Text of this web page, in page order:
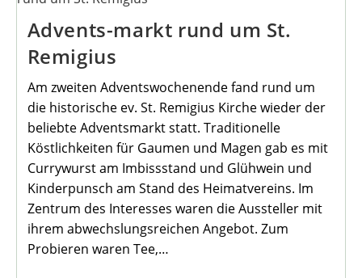
Advents-markt rund um St.
Remigius
Am zweiten Adventswochenende fand rund um
die historische ev. St. Remigius Kirche wieder der
beliebte Adventsmarkt statt. Traditionelle
Köstlichkeiten für Gaumen und Magen gab es mit
Currywurst am Imbissstand und Glühwein und
Kinderpunsch am Stand des Heimatvereins. Im
Zentrum des Interesses waren die Aussteller mit
ihrem abwechslungsreichen Angebot. Zum
Probieren waren Tee,…